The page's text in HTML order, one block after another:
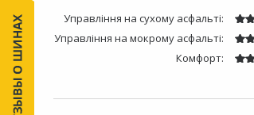
Управління на сухому асфальті:
Управління на мокрому асфальті:
Комфорт: